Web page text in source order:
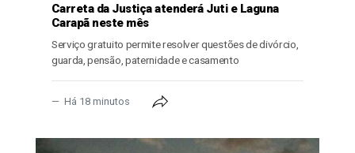
Carreta da Justiça atenderá Juti e Laguna
Carapã neste mês
Serviço gratuito permite resolver questões de divórcio,
guarda, pensão, paternidade e casamento
Há 18 minutos